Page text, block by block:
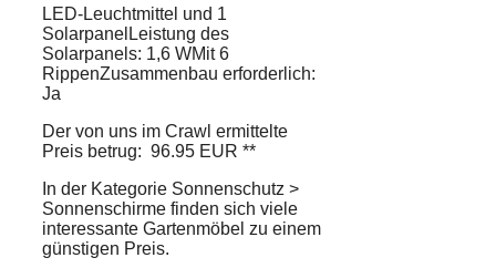
LED-Leuchtmittel und 1
SolarpanelLeistung des
Solarpanels: 1,6 WMit 6
RippenZusammenbau erforderlich:
Ja
Der von uns im Crawl ermittelte
Preis betrug: 96.95 EUR **
In der Kategorie Sonnenschutz >
Sonnenschirme finden sich viele
interessante Gartenmöbel zu einem
günstigen Preis.